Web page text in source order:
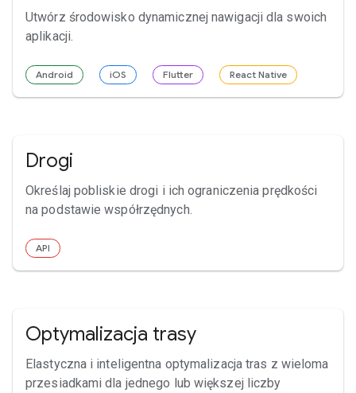
Utwórz środowisko dynamicznej nawigacji dla swoich
aplikacji.
Android iOS Flutter React Native
Drogi
Określaj pobliskie drogi i ich ograniczenia prędkości
na podstawie współrzędnych.
API
Optymalizacja trasy
Elastyczna i inteligentna optymalizacja tras z wieloma
przesiadkami dla jednego lub większej liczby